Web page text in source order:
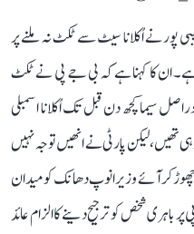
پور نے اُکلانا سیٹ سے ٹکٹ نہ ملنے پر
ان کا کہنا ہے کہ بی جے پی نے ٹکٹ
سیما کچھ دن قبل تک اُکلانا اسمبلی
لیکن پارٹی نے انھیں توجہ نہیں
آئے وزیر انوپ دھانک کو میدان
باہری شخص کو ترجیح دینے کا الزام عائد